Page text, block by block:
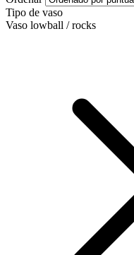
Tipo de vaso
Vaso lowball / rocks